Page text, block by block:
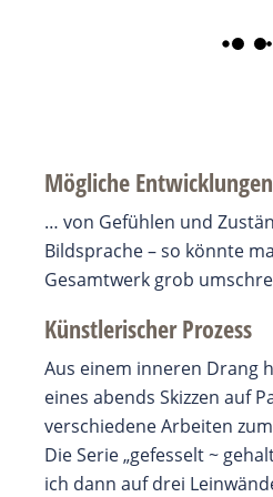
Mögliche
… von Gefühlen und
Bildsprache – so könnte
Gesamtwerk grob
Künstlerischer Prozess
Aus einem inneren Drang
eines abends Skizzen auf
verschiedene Arbeiten
Die Serie „gefesselt ~
ich dann auf drei